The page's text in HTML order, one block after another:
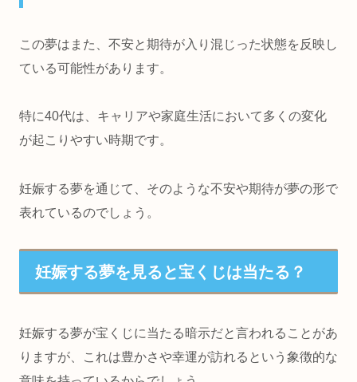
この夢はまた、不安と期待が入り混じった状態を反映し
ている可能性があります。
特に40代は、キャリアや家庭生活において多くの変化
が起こりやすい時期です。
妊娠する夢を通じて、そのような不安や期待が夢の形で
表れているのでしょう。
妊娠する夢を見ると宝くじは当たる？
妊娠する夢が宝くじに当たる暗示だと言われることがあ
りますが、これは豊かさや幸運が訪れるという象徴的な